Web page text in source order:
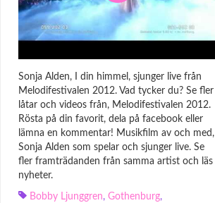
Sonja Alden, I din himmel, sjunger live från
Melodifestivalen 2012. Vad tycker du? Se fler
låtar och videos från, Melodifestivalen 2012.
Rösta på din favorit, dela på facebook eller
lämna en kommentar! Musikfilm av och med,
Sonja Alden som spelar och sjunger live. Se
fler framträdanden från samma artist och läs
nyheter.
Bobby Ljunggren, Gothenburg,